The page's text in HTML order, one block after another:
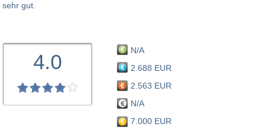
sehr gut.
4.0
N/A
2.688 EUR
2.563 EUR
N/A
7.000 EUR